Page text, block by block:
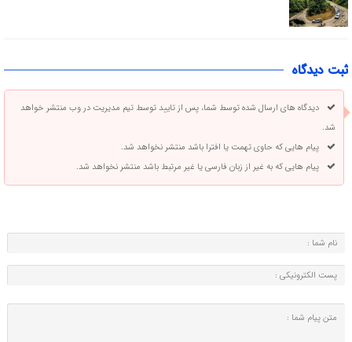
ثبت دیدگاه
دیدگاه های ارسال شده توسط شما، پس از تایید توسط تیم مدیریت در وب منتشر خواهد
شد.
پیام هایی که حاوی تهمت یا افترا باشد منتشر نخواهد شد.
پیام هایی که به غیر از زبان فارسی یا غیر مرتبط باشد منتشر نخواهد شد.